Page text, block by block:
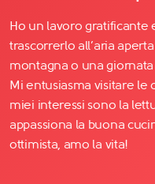
Ho un lavoro gratificante
trascorrerlo all’aria
montagna o una
Mi entusiasma visitare le
miei interessi sono la
appassiona la buona
ottimista, amo la vita!